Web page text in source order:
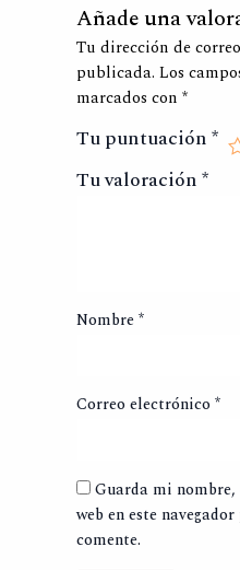
Añade una
Tu dirección de
publicada. Los
marcados con*
Tu puntuación*
Tu valoración*
Nombre*
Correo electrónico*
Guarda mi
web en este
comente.